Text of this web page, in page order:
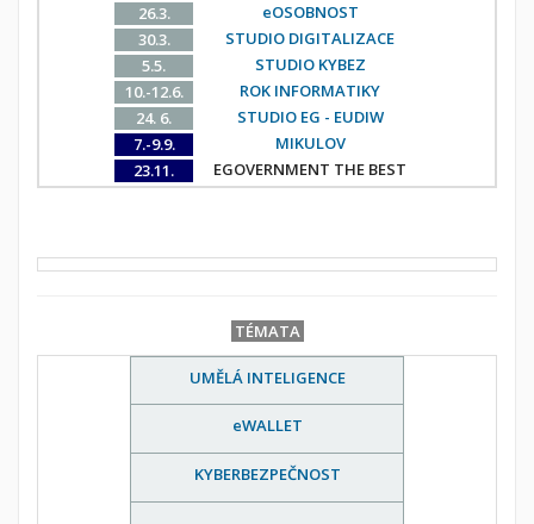
26.3.
eOSOBNOST
30.3.
STUDIO DIGITALIZACE
5.5.
STUDIO KYBEZ
10.-12.6.
ROK INFORMATIKY
24. 6.
STUDIO EG - EUDIW
7.-9.9.
MIKULOV
23.11.
EGOVERNMENT THE BEST
TÉMATA
UMĚLÁ INTELIGENCE
eWALLET
KYBERBEZPEČNOST